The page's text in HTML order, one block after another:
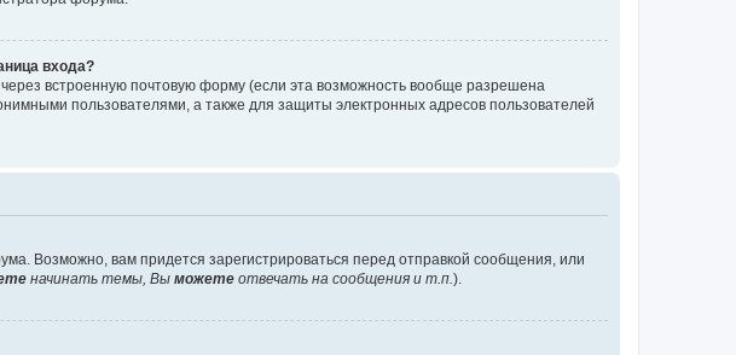
входа?
встроенную почтовую форму (если эта возможность вообще разрешена
пользователями, а также для защиты электронных адресов пользователей
Возможно, вам придется зарегистрироваться перед отправкой сообщения, или
начинать темы, Вы можете отвечать на сообщения и т.п. ).